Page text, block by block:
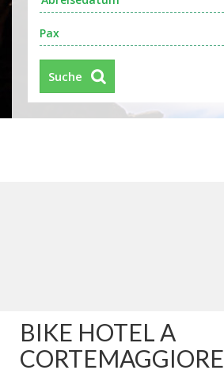
Pax
Suche
BIKE HOTEL A
CORTEMAGGIORE